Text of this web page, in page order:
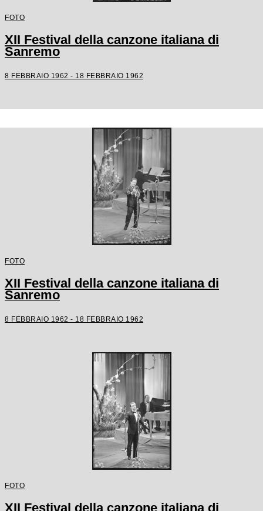
FOTO
XII Festival della canzone italiana di
Sanremo
8 FEBBRAIO 1962 - 18 FEBBRAIO 1962
FOTO
XII Festival della canzone italiana di
Sanremo
8 FEBBRAIO 1962 - 18 FEBBRAIO 1962
FOTO
XII Festival della canzone italiana di